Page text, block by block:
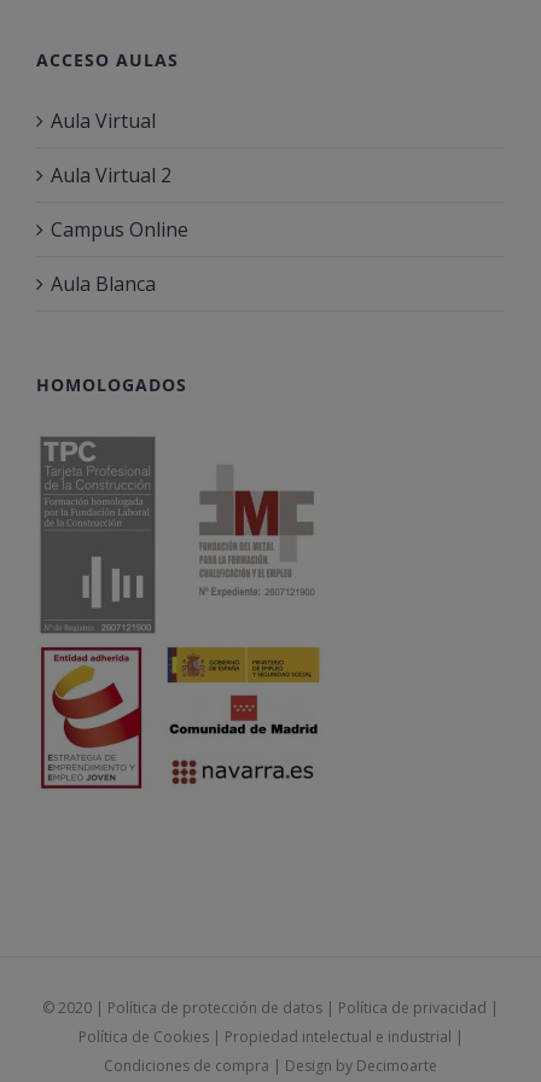
ACCESO AULAS
Aula Virtual
Aula Virtual 2
Campus Online
Aula Blanca
HOMOLOGADOS
© 2020 | Política de protección de datos | Política de privacidad |
Política de Cookies| Propiedad intelectual e industrial |
Condiciones de compra | Design by Decimoarte